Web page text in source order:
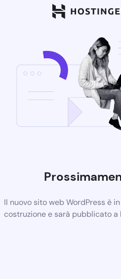
Il nuovo sito web WordPress è
costruzione e sarà pubblicato a